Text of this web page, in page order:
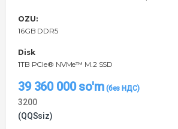
OZU:
16GB DDR5
Disk
1TB PCIe® NVMe™ M.2 SSD
39 360 000so'm
3200
(QQSsiz)